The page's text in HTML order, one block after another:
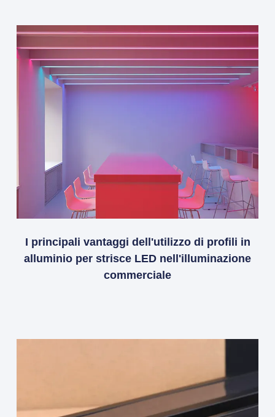
I principali vantaggi dell'utilizzo di profili in
alluminio per strisce LED nell'illuminazione
commerciale